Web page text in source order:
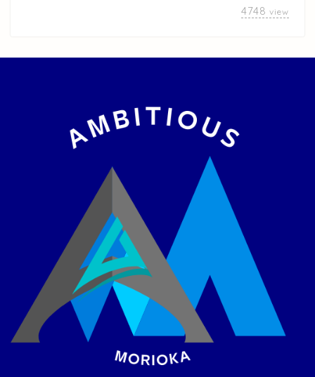
4748 view